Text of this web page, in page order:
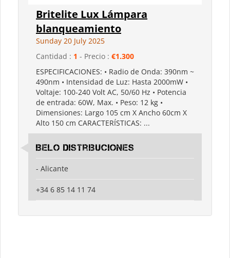
Britelite Lux Lámpara
blanqueamiento
Sunday 20 July 2025
Cantidad : 1 - Precio : €1.300
ESPECIFICACIONES: • Radio de Onda: 390nm ~
490nm • Intensidad de Luz: Hasta 2000mW •
Voltaje: 100-240 Volt AC, 50/60 Hz • Potencia
de entrada: 60W, Max. • Peso: 12 kg •
Dimensiones: Largo 105 cm X Ancho 60cm X
Alto 150 cm CARACTERÍSTICAS: ...
Belo Distribuciones
- Alicante
+34 6 85 14 11 74